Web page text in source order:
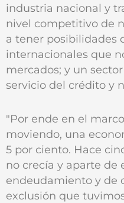
industria nacional y
nivel competitivo de
a tener posibilidades
internacionales que
mercados; y un
servicio del crédito y
"Por ende en el
moviendo, una
5 por ciento. Hace
no crecía y aparte de
endeudamiento y de
exclusión que